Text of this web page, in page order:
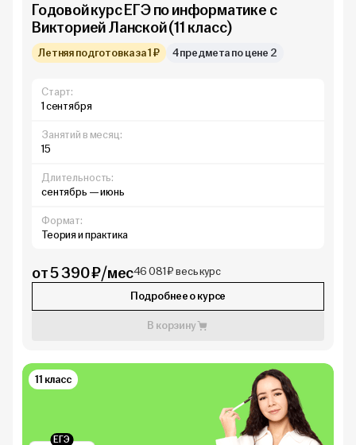
Годовой курс ЕГЭ по информатике с
Викторией Ланской (11 класс)
Летняя подготовка за 1 ₽ 4 предмета по цене 2
Старт:
1 сентября
Занятий в месяц:
15
Длительность:
сентябрь — июнь
Формат:
Теория и практика
от 5 390 ₽/мес46 081 ₽ весь курс
Подробнее о курсе
В корзину
ЕГЭ
11 класс